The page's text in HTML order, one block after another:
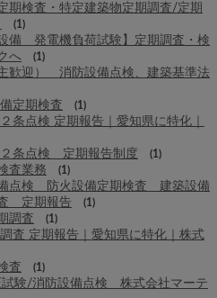
検査・特定建築物定期調査/定期
(1)
備 発電機負荷試験】定期調査・検
へ
(1)
歓迎） 消防設備点検、建築基準法
定期検査 (1)
条点検 定期報告｜愛知県に特化｜
条点検 定期報告制度 (1)
査業務 (1)
点検 防火設備定期検査 建築設備
定期報告
(1)
調査 (1)
査 定期報告｜愛知県に特化｜株式
査 (1)
験/消防設備点検 株式会社マーテ